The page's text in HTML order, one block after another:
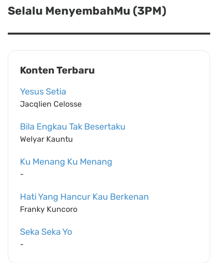
Next
Selalu MenyembahMu (3PM)
Konten Terbaru
Yesus Setia
Jacqlien Celosse
Bila Engkau Tak Besertaku
Welyar Kauntu
Ku Menang Ku Menang
-
Hati Yang Hancur Kau Berkenan
Franky Kuncoro
Seka Seka Yo
-